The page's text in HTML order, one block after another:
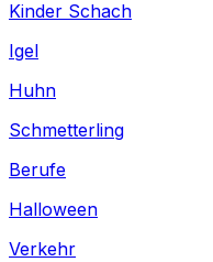
Kinder Schach
Igel
Huhn
Schmetterling
Berufe
Halloween
Verkehr